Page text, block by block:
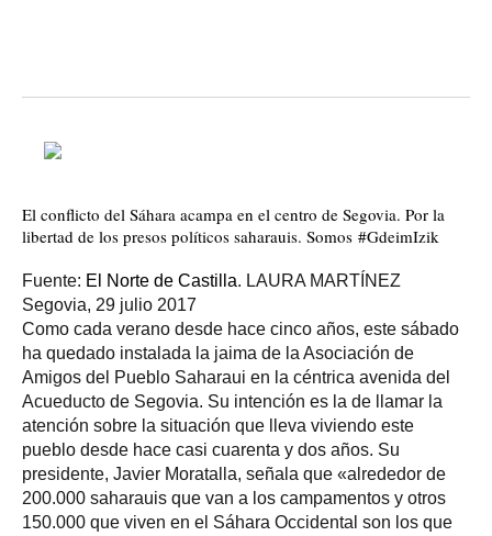
El conflicto del Sáhara acampa en el centro de Segovia. Por la
libertad de los presos políticos saharauis. Somos #GdeimIzik
Fuente: El Norte de Castilla. LAURA MARTÍNEZ
Segovia, 29 julio 2017
Como cada verano desde hace cinco años, este sábado
ha quedado instalada la jaima de la Asociación de
Amigos del Pueblo Saharaui en la céntrica avenida del
Acueducto de Segovia. Su intención es la de llamar la
atención sobre la situación que lleva viviendo este
pueblo desde hace casi cuarenta y dos años. Su
presidente, Javier Moratalla, señala que «alrededor de
200.000 saharauis que van a los campamentos y otros
150.000 que viven en el Sáhara Occidental son los que